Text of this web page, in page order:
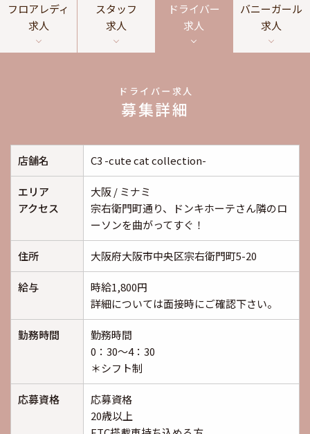
フロアレディ
求人
スタッフ
求人
ドライバー
求人
バニーガール
求人
ドライバー求人
募集詳細
店舗名 C3 -cute cat collection-
エリア
アクセス
大阪 / ミナミ
宗右衛門町通り、ドンキホーテさん隣のロ
ーソンを曲がってすぐ！
住所 大阪府大阪市中央区宗右衛門町5-20
給与
時給1,800円
詳細については面接時にご確認下さい。
勤務時間
勤務時間
0：30～4：30
＊シフト制
応募資格
応募資格
20歳以上